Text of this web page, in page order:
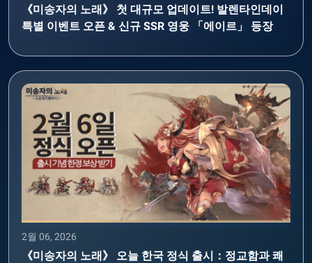
《미송자의 노래》 첫 대규모 업데이트! 발렌타인데이
특별 이벤트 오픈 & 신규 SSR 영웅 「에이르」 등장
2월 06, 2026
《미송자의 노래》 오늘 한국 정식 출시：정교함과 쾌